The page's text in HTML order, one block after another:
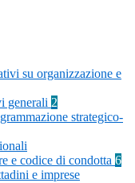
su organizzazione e
generali 2
strategico-
e codice di condotta 6
e imprese